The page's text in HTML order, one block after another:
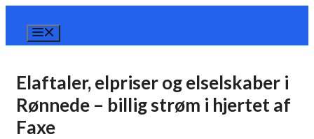
indhold
Elaftaler, elpriser og elselskaber i
Rønnede – billig strøm i hjertet af
Faxe